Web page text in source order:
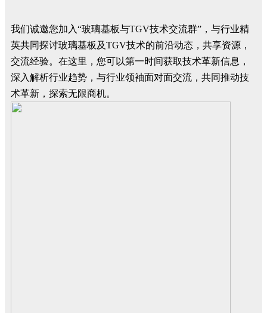
我们诚邀您加入“玻璃基板与TGV技术交流群”，与行业精
英共同探讨玻璃基板及TGV技术的前沿动态，共享资源，
交流经验。在这里，您可以第一时间获取技术革新信息，
深入解析行业趋势，与行业领袖面对面交流，共同推动技
术革新，探索无限商机。